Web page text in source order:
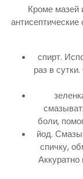
Кроме мазей
спирт.
раз в
боли,
йод.
спичку,
Аккуратно